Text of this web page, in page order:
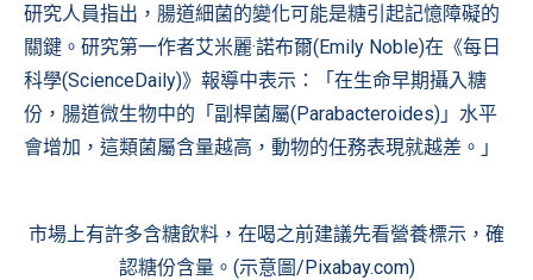
研究人員指出，腸道細菌的變化可能是糖引起記憶障礙的
關鍵。研究第一作者艾米麗·諾布爾(Emily Noble)在 《每日
科學(ScienceDaily)》 報導中表示：「在生命早期攝入糖
份，腸道微生物中的「副桿菌屬(Parabacteroides)」水平
會增加，這類菌屬含量越高，動物的任務表現就越差。」
市場上有許多含糖飲料，在喝之前建議先看營養標示，確
認糖份含量。(示意圖/Pixabay.com)